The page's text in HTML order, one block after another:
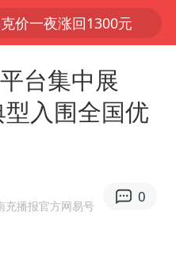
地夏日限定体验
富婆带资进组给自己硬加60多场吻戏
创今年来最大单周涨幅
台集中展
入围全国优
充播报官方网易号
0